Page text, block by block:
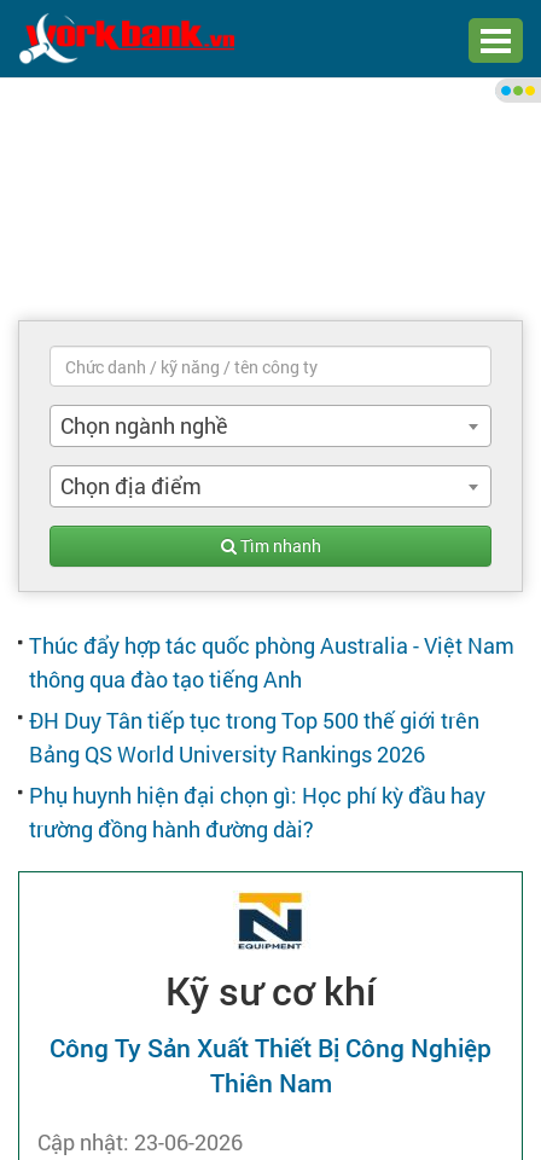
Trang chủ
Việc làm mới nhất
Tìm việc làm
Nhà tuyển dụng
Chọn ngành nghề
Chọn địa điểm
Tìm nhanh
Thúc đẩy hợp tác quốc phòng Australia - Việt Nam
thông qua đào tạo tiếng Anh
ĐH Duy Tân tiếp tục trong Top 500 thế giới trên
Bảng QS World University Rankings 2026
Phụ huynh hiện đại chọn gì: Học phí kỳ đầu hay
trường đồng hành đường dài?
Kỹ sư cơ khí
Công Ty Sản Xuất Thiết Bị Công Nghiệp
Thiên Nam
Cập nhật: 23-06-2026